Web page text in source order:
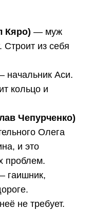
Кяро) — муж
Строит из себя
начальник Аси.
кольцо и
Чепурченко)
Олега
и это
проблем.
гаишник,
не требует.